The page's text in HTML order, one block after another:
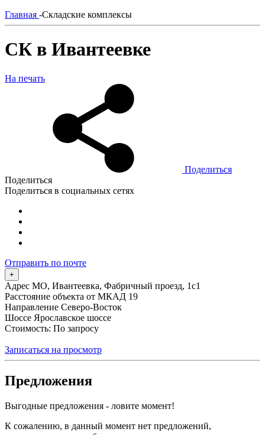
Главная -Складские комплексы
СК в Ивантеевке
На печать
Поделиться
Поделиться
Поделиться в социальных сетях
Отправить по почте
+
Адрес МО, Ивантеевка, Фабричный проезд, 1с1
Расстояние объекта от МКАД 19
Направление Северо-Восток
Шоссе Ярославское шоссе
Стоимость: По запросу
Записаться на просмотр
Предложения
Выгодные предложения - ловите момент!
К сожалению, в данный момент нет предложений,